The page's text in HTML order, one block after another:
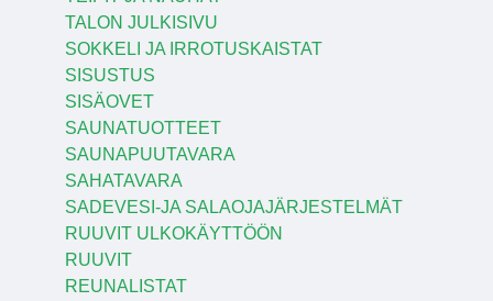
TALON JULKISIVU
SOKKELI JA IRROTUSKAISTAT
SISUSTUS
SISÄOVET
SAUNATUOTTEET
SAUNAPUUTAVARA
SAHATAVARA
SADEVESI-JA SALAOJAJÄRJESTELMÄT
RUUVIT ULKOKÄYTTÖÖN
RUUVIT
REUNALISTAT